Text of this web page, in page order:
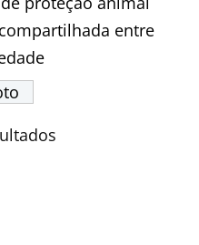
entre